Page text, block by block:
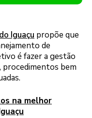
Iguaçu propõe que
de
é fazer a gestão
bem
na melhor